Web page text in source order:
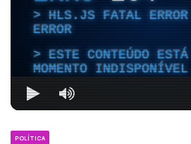
HLS.JS FATAL
ERROR
ESTE CONTEÚDO
MOMENTO INDISPONÍVEL
POLÍTICA